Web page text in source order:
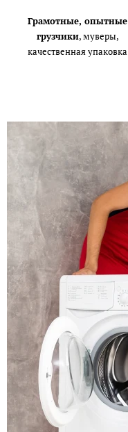
Грамотные, опытные
грузчики, муверы,
качественная упаковка